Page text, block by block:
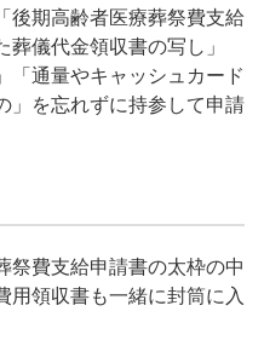
後期高齢者医療葬祭費支給
儀代金領収書の写し」
「通量やキャッシュカード
」を忘れずに持参して申請
祭費支給申請書の太枠の中
用領収書も一緒に封筒に入